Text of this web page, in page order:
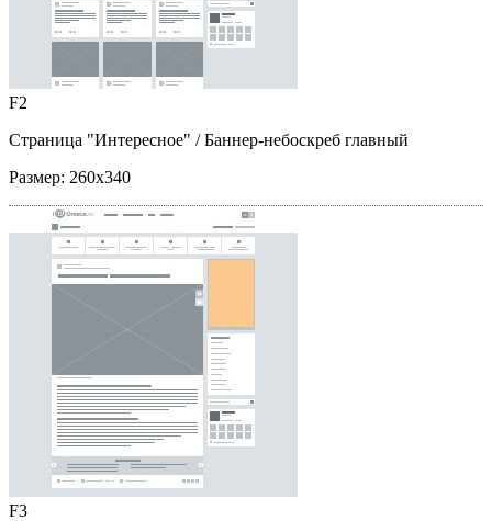
F2
Страница "Интересное" / Баннер-небоскреб главный
Размер: 260x340
F3